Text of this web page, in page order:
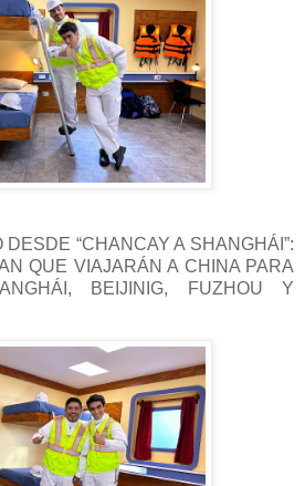
“CHANCAY A SHANGHÁI”:
QUE VIAJARÁN A CHINA PARA
BEIJINIG, FUZHOU Y